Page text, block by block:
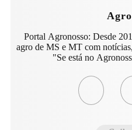
Portal Agronosso: Desde
agro de MS e MT com
"Se está no